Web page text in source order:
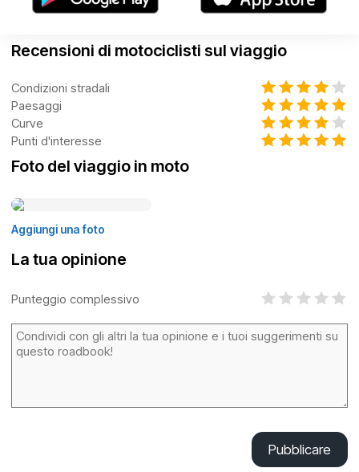
Recensioni di motociclisti sul viaggio
Condizioni stradali
Paesaggi
Curve
Punti d'interesse
Foto del viaggio in moto
Aggiungi una foto
La tua opinione
Punteggio complessivo
Pubblicare